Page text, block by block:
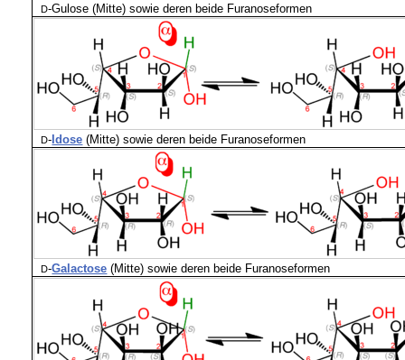
D-Gulose (Mitte) sowie deren beide Furanoseformen
D- Idose (Mitte) sowie deren beide Furanoseformen
D-Galactose (Mitte) sowie deren beide Furanoseformen